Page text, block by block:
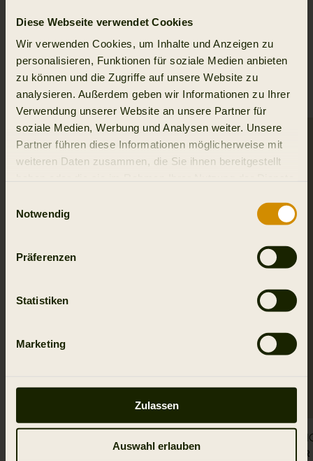
Diese Webseite verwendet Cookies
Wir verwenden Cookies, um Inhalte und Anzeigen zu
personalisieren, Funktionen für soziale Medien anbieten
zu können und die Zugriffe auf unsere Website zu
analysieren. Außerdem geben wir Informationen zu Ihrer
Verwendung unserer Website an unsere Partner für
soziale Medien, Werbung und Analysen weiter. Unsere
Partner führen diese Informationen möglicherweise mit
weiteren Daten zusammen, die Sie ihnen bereitgestellt
Notwendig
Präferenzen
Statistiken
Marketing
Zulassen
Auswahl erlauben
VERWANDTE PRODUKTE
Härkila
174.95 EUR